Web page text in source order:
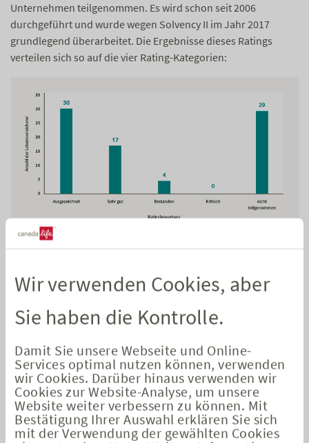
Wir verwenden Cookies, aber
Sie haben die Kontrolle.
Damit Sie unsere Webseite und Online-
Services optimal nutzen können, verwenden
wir Cookies. Darüber hinaus verwenden wir
Cookies zur Website-Analyse, um unsere
Website weiter verbessern zu können. Mit
Bestätigung Ihrer Auswahl erklären Sie sich
mit der Verwendung der gewählten Cookies
Unternehmen teilgenommen. Es wird schon seit 2006
durchgeführt und wurde wegen Solvency II im Jahr 2017
grundlegend überarbeitet. Die Ergebnisse dieses Ratings
verteilen sich so auf die vier Rating-Kategorien:
„kritisch“ erhalten, allerdings haben aber auch 29
Assekurata
Auch bei Assekurata gibt es ein Unternehmensrating und ein
Bonitätsrating. Mit demUnternehmensrating bewertet
Assekurata deutsche Erstversicherer aus Sicht der
Versicherungsnehmer. Dabei geht das Rating über ein reines
Bonitätsrating hinaus. Die Qualität des gesamten